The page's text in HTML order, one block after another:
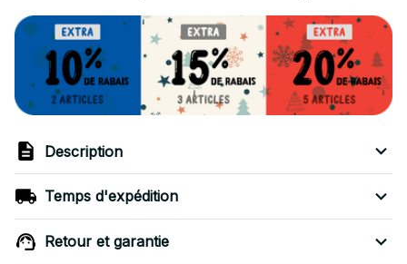
Description
Temps d'expédition
Retour et garantie